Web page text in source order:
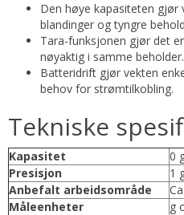
Den høye kapasiteten
blandinger og tyngre
Tara-funksjonen gjør det
nøyaktig i samme beholder.
Batteridrift gjør vekten
behov for strømtilkobling.
Tekniske
Kapasitet
0
Presisjon
1
Anbefalt arbeidsområde
Måleenheter
g